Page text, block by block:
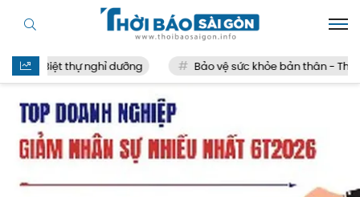
Biệt thự nghỉ dưỡng Bảo vệ sức khỏe bản thân - Thế nào